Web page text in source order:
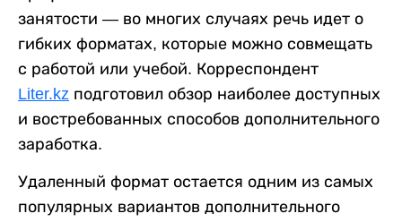
занятости — во многих случаях речь идет о
гибких форматах, которые можно совмещать
с работой или учебой. Корреспондент
Liter.kz подготовил обзор наиболее доступных
и востребованных способов дополнительного
заработка.
Удаленный формат остается одним из самых
популярных вариантов дополнительного